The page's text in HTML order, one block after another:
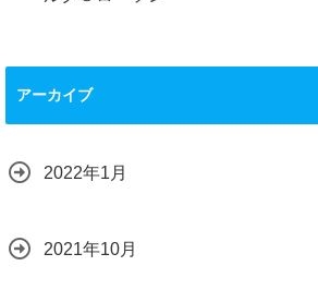
アーカイブ
2022年1月
2021年10月